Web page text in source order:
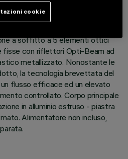
a soffitto a 5 elementi ottici
con riflettori Opti-Beam ad
metallizzato. Nonostante le
la tecnologia brevettata del
flusso efficace ed un elevato
controllato. Corpo principale
in alluminio estruso - piastra
Alimentatore non incluso,
cookie